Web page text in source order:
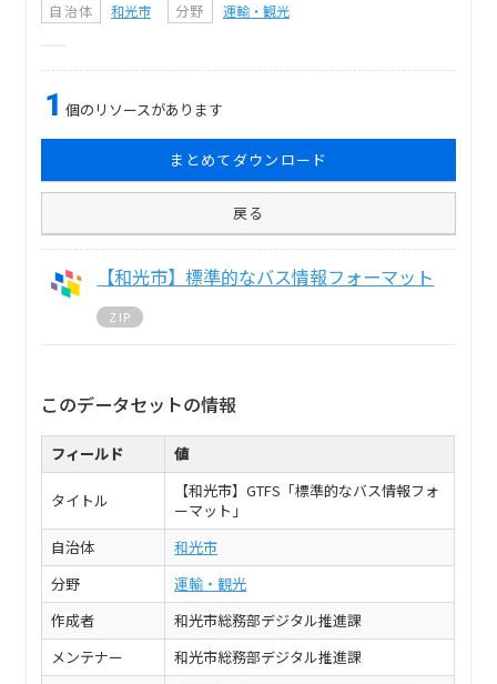
自治体 和光市 分野 運輸・観光
1 個のリソースがあります
まとめてダウンロード
戻る
【和光市】標準的なバス情報フォーマット
ZIP
このデータセットの情報
フィールド 値
タイトル
【和光市】GTFS「標準的なバス情報フォ
ーマット」
自治体
和光市
分野
運輸・観光
作成者
和光市総務部デジタル推進課
メンテナー
和光市総務部デジタル推進課